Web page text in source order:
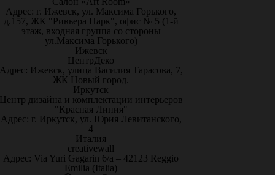
Адрес: г. Ижевск, ул. Максима Горького,
д.157, ЖК "Ривьера Парк", офис № 5 (1-й
этаж, входная группа со стороны
ул.Максима Горького)
Ижевск
ЦентрДеко
Ижевск, улица Василия Тарасова, 7,
ЖК Новый город.
Иркутск
дизайна и комплектации интерьеров
"Красная Линия"
Адрес: г. Иркутск, ул. Юрия Левитанского,
4
Италия
creativewall
Адрес: Via Yuri Gagarin 6/a – 42123 Reggio
Emilia (Italia)